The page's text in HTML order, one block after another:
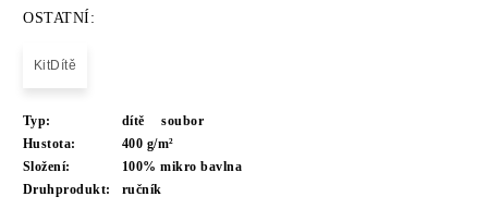
OSTATNÍ:
KitDítě
Typ: dítě
soubor
Hustota:
400 g/m²
Složení:
100% mikro bavlna
Druhprodukt:
ručník